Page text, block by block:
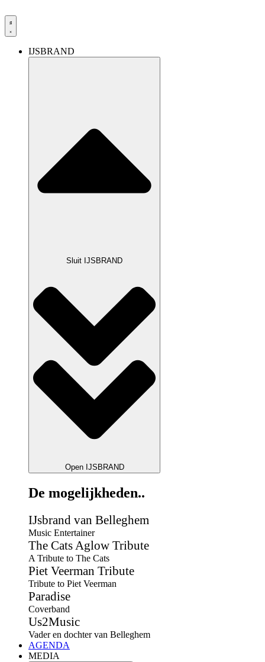
IJSBRAND
Sluit IJSBRAND
Open IJSBRAND
De mogelijkheden..
IJsbrand van Belleghem
Music Entertainer
The Cats Aglow Tribute
A Tribute to The Cats
Piet Veerman Tribute
Tribute to Piet Veerman
Paradise
Coverband
Us2Music
Vader en dochter van Belleghem
AGENDA
MEDIA